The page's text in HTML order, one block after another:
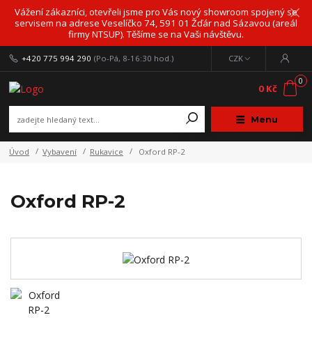
Vážení zákazníci, otevřeli jsme pro Vás nový showroom spojený se
servisem na adrese Veselíčko 74, 591 01 Žďár nad Sázavou (areál
firmy NTSUP). Těšíme se na Vaši návštěvu.
Menu
CZK
+420 775 994 290 (Po-Pá, 8-16:30 hod.)
0
0 Kč
Úvod Vybavení Rukavice Oxford RP-2
Oxford RP-2